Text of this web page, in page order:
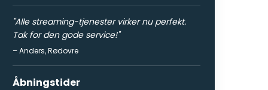
"Alle streaming-tjenester virker nu perfekt.
Tak for den gode service!"
–Anders,Rødovre
Åbningstider